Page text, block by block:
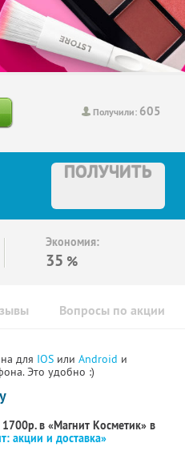
Получили: 605
ПОЛУЧИТЬ
Экономия:
35 %
Вопросы по акции
для IOS или Android и
Это удобно :)
в «Магнит Косметик» в
акции и доставка»